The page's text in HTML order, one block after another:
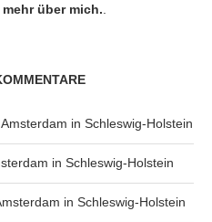
über mich.
in Schleswig-Holstein
in Schleswig-Holstein
in Schleswig-Holstein